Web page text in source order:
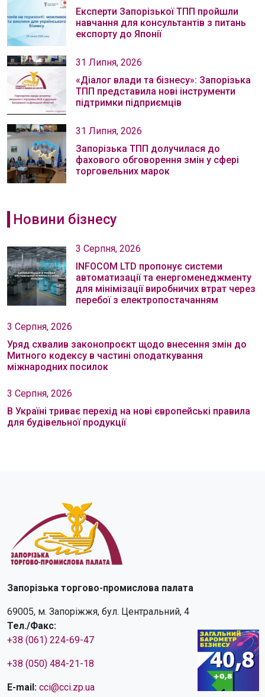
Експерти Запорізької ТПП пройшли
навчання для консультантів з питань
експорту до Японії
31 Липня, 2026
«Діалог влади та бізнесу»: Запорізька
ТПП представила нові інструменти
підтримки підприємців
31 Липня, 2026
Запорізька ТПП долучилася до
фахового обговорення змін у сфері
торговельних марок
Новини бізнесу
3 Серпня, 2026
INFOCOM LTD пропонує системи
автоматизації та енергоменеджменту
для мінімізації виробничих втрат через
перебої з електропостачанням
3 Серпня, 2026
Уряд схвалив законопроєкт щодо внесення змін до
Митного кодексу в частині оподаткування
міжнародних посилок
3 Серпня, 2026
В Україні триває перехід на нові європейські правила
для будівельної продукції
Запорізька торгово-промислова палата
69005, м. Запоріжжя, бул. Центральний, 4
Тел./Факс:
+38 (061) 224-69-47
+38 (050) 484-21-18
E-mail: cci@cci.zp.ua